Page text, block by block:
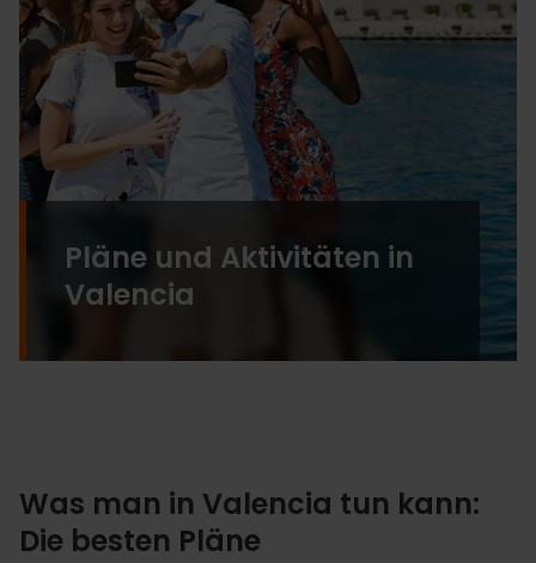
Pläne und Aktivitäten in
Valencia
Was man in Valencia tun kann:
Die besten Pläne